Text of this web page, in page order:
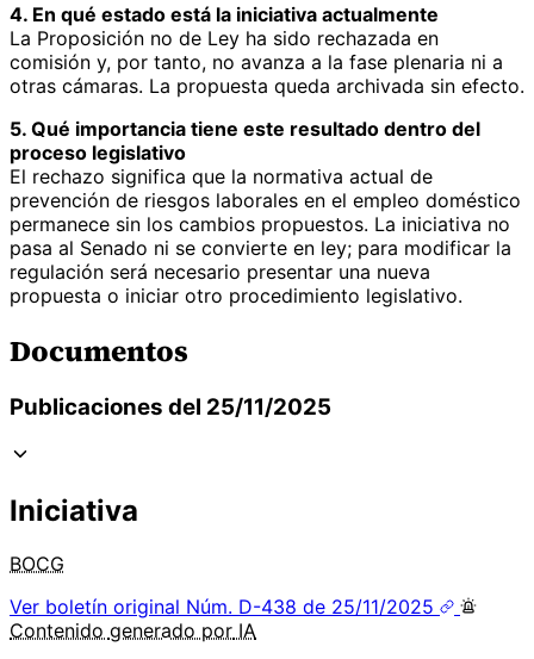
4. En qué estado está la iniciativa actualmente
La Proposición no de Ley ha sido rechazada en
comisión y, por tanto, no avanza a la fase plenaria ni a
otras cámaras. La propuesta queda archivada sin efecto.
5. Qué importancia tiene este resultado dentro del
proceso legislativo
El rechazo significa que la normativa actual de
prevención de riesgos laborales en el empleo doméstico
permanece sin los cambios propuestos. La iniciativa no
pasa al Senado ni se convierte en ley; para modificar la
regulación será necesario presentar una nueva
propuesta o iniciar otro procedimiento legislativo.
Documentos
Publicaciones del 25/11/2025
Iniciativa
BOCG
Ver boletín original Núm. D-438 de 25/11/2025
Contenido generado por IA